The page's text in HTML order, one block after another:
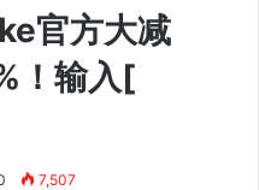
官方大减
！输入[
7,507